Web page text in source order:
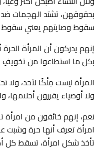
بحقوقهن، تشتد الهجمات
سقوط وصايتهم يعني
إنهم يدركون أن المرأة الحرة
بكل ما استطاعوا من
المرأة ليست مِلْكًا لأحد، ولا
ولا أوصياء يقررون
نعم، إنهم خائفون من
امرأة تعرف أنها حرة وشبت
تأخذ شكل امرأة، تسقط كل